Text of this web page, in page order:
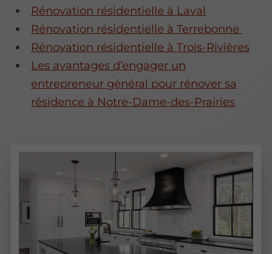
Rénovation résidentielle à Laval
Rénovation résidentielle à Terrebonne
Rénovation résidentielle à Trois-Rivières
Les avantages d’engager un
entrepreneur général pour rénover sa
résidence à Notre-Dame-des-Prairies